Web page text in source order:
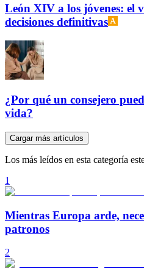
León XIV a los jóvenes: el
decisiones definitivas
¿Por qué un consejero
vida?
Cargar más artículos
Los más leídos en esta categoría
1
Mientras Europa arde,
patronos
2